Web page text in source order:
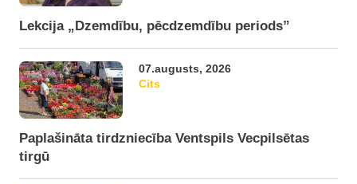
Lekcija „Dzemdību, pēcdzemdību periods”
07.augusts, 2026
Cits
Paplašināta tirdzniecība Ventspils Vecpilsētas
tirgū